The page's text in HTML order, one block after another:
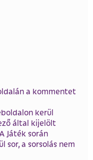
a kommentet
kerül
által kijelölt
Játék során
sor, a sorsolás nem